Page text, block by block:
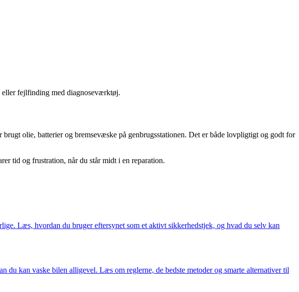
eller fejlfinding med diagnoseværktøj.
olie, batterier og bremsevæske på genbrugsstationen. Det er både lovpligtigt og godt for
tid og frustration, når du står midt i en reparation.
Læs, hvordan du bruger eftersynet som et aktivt sikkerhedstjek, og hvad du selv kan
kan vaske bilen alligevel. Læs om reglerne, de bedste metoder og smarte alternativer til